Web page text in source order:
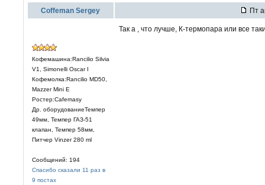
Coffeman Sergey Пт
Кофемашина:Rancilio Silvia
V1, Simonelli Oscar I
Кофемолка:Rancilio MD50,
Mazzer Mini E
Ростер:Cafemasy
Др. оборудованиеТемпер
49мм, Темпер ГАЗ-51
клапан, Темпер 58мм,
Питчер Vinzer 280 ml
Сообщений: 194
Спасибо сказали 11 раз в
9 постах
Так а , что лучше, К-термопара или все